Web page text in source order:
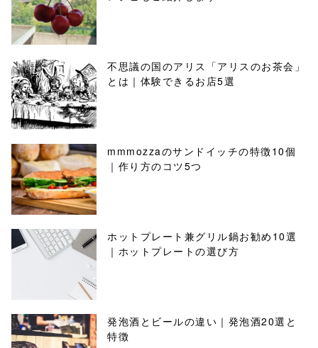
不思議の国のアリス「アリスのお茶会」
とは｜体験できるお店5選
mmmozzaのサンドイッチの特徴10個
｜作り方のコツ5つ
ホットプレート兼グリル鍋お勧め10選
｜ホットプレートの選び方
発泡酒とビールの違い｜発泡酒20選と
特徴